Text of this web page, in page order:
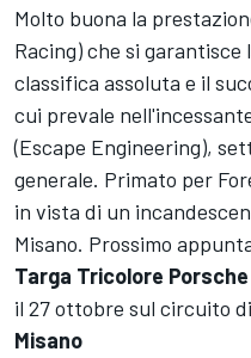
Molto buona la
Racing) che si garantisce
classifica assoluta e il
cui prevale
(Escape Engineering),
generale. Primato per
in vista di un
Misano. Prossimo
Targa Tricolore Porsche
il 27 ottobre sul circuito di
Misano